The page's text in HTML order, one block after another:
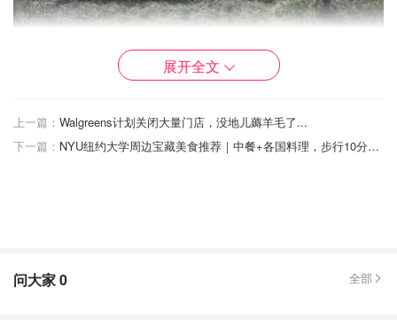
展开全文
上一篇： Walgreens计划关闭大量门店，没地儿薅羊毛了...
下一篇：
NYU纽约大学周边宝藏美食推荐｜中餐+各国料理，步行10分钟吃遍！🍱🥟
问大家0 全部